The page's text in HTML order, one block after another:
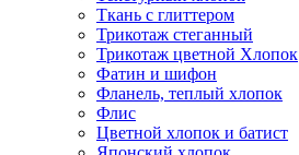
Ткань с глиттером
Трикотаж стеганный
Трикотаж цветной Хлопок
Фатин и шифон
Фланель, теплый хлопок
Флис
Цветной хлопок и батист